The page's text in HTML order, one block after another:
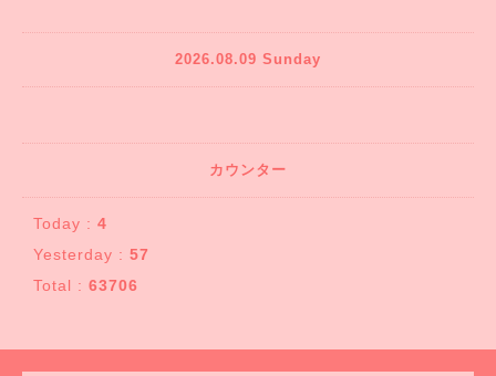
2026.08.09 Sunday
カウンター
Today : 4
Yesterday : 57
Total : 63706